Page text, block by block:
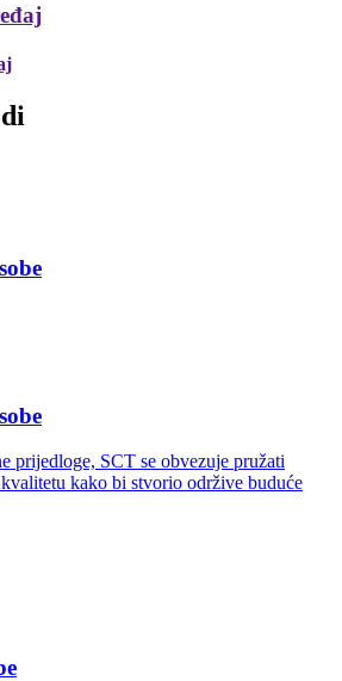
prijedloge, SCT se obvezuje pružati
kako bi stvorio održive buduće